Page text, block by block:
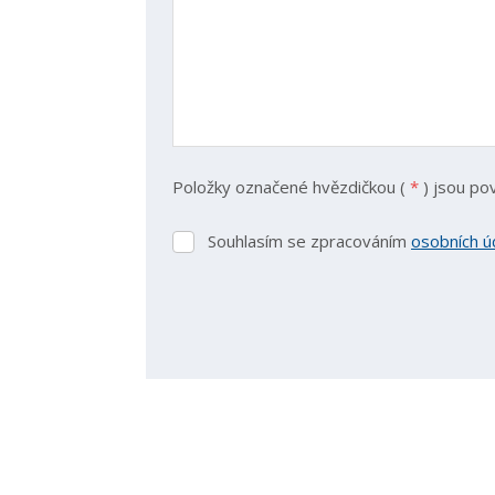
Položky označené hvězdičkou ( * ) jsou
Souhlasím
Souhlasím se zpracováním osobních